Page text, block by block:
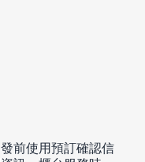
前使用預訂確認信